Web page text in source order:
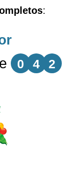
:
0 4 2